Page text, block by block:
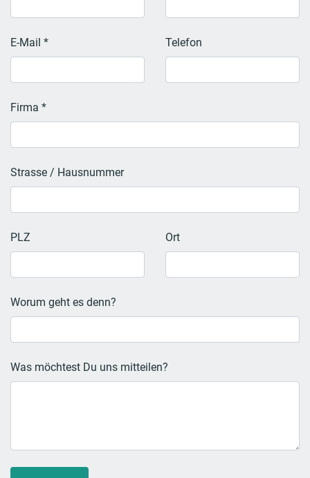
E-Mail * Telefon
Firma *
Strasse / Hausnummer
PLZ Ort
Worum geht es denn?
Was möchtest Du uns mitteilen?